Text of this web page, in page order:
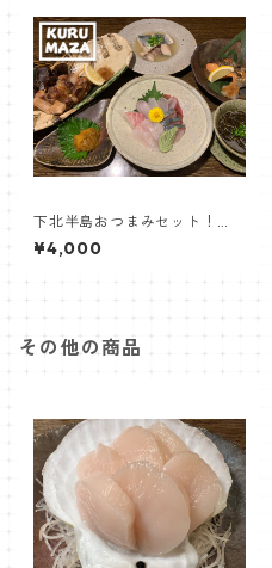
下北半島おつまみセット！
【居酒屋くるまざ】
¥4,000
その他の商品